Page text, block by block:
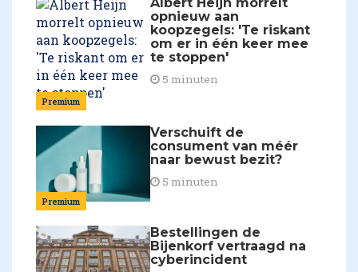
Premium
opnieuw aan
koopzegels: 'Te riskant
om er in één keer mee
te stoppen'
5 minuten
Premium
Verschuift de
consument van méér
naar bewust bezit?
5 minuten
Bestellingen de
Bijenkorf vertraagd na
cyberincident